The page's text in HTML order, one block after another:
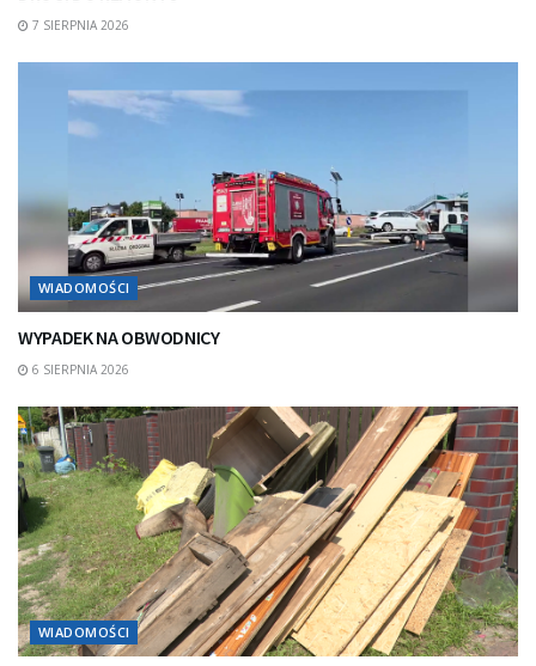
7 SIERPNIA 2026
WIADOMOŚCI
WYPADEK NA OBWODNICY
6 SIERPNIA 2026
WIADOMOŚCI